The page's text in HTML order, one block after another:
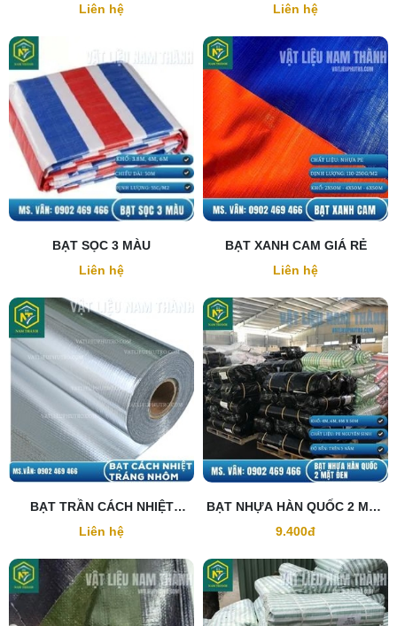
Liên hệ
Liên hệ
BẠT SỌC 3 MÀU
Liên hệ
BẠT XANH CAM GIÁ RẺ
Liên hệ
BẠT TRẦN CÁCH NHIỆT
TRÁNG NHÔM
Liên hệ
BẠT NHỰA HÀN QUỐC 2 MẶT
ĐEN
9.400đ